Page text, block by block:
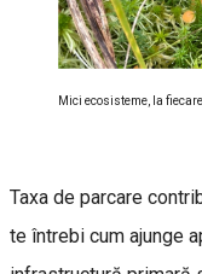
Mici ecosisteme, la
Taxa de parcare
te întrebi cum ajunge